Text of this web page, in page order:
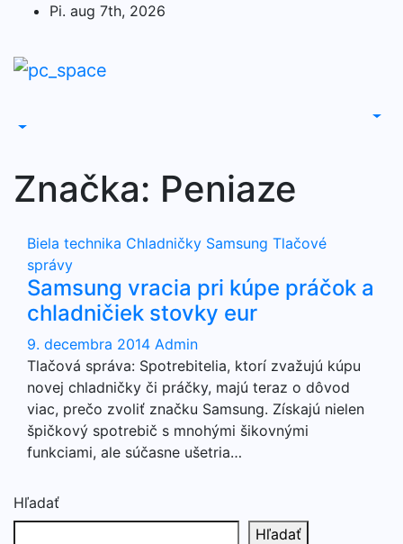
content
Pi. aug 7th, 2026
Značka: Peniaze
Biela technika Chladničky Samsung Tlačové
správy
Samsung vracia pri kúpe práčok a
chladničiek stovky eur
9. decembra 2014 Admin
Tlačová správa: Spotrebitelia, ktorí zvažujú kúpu
novej chladničky či práčky, majú teraz o dôvod
viac, prečo zvoliť značku Samsung. Získajú nielen
špičkový spotrebič s mnohými šikovnými
funkciami, ale súčasne ušetria…
Hľadať
Hľadať